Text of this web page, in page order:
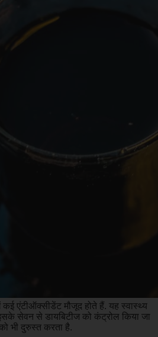
एंटीऑक्सीडेंट मौजूद होते हैं. यह स्वास्थ्य
सेवन से डायबिटीज को कंट्रोल किया जा
भी दुरुस्त करता है.